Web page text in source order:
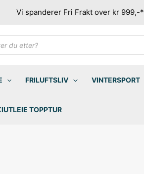
Vi spanderer Fri Frakt over kr 999,-*
FRILUFTSLIV VINTERSPORT
TOPPTUR